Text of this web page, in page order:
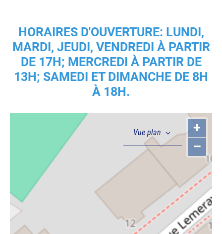
HORAIRES D'OUVERTURE: LUNDI,
MARDI, JEUDI, VENDREDI À PARTIR
DE 17H; MERCREDI À PARTIR DE
13H; SAMEDI ET DIMANCHE DE 8H
À 18H.
+
–